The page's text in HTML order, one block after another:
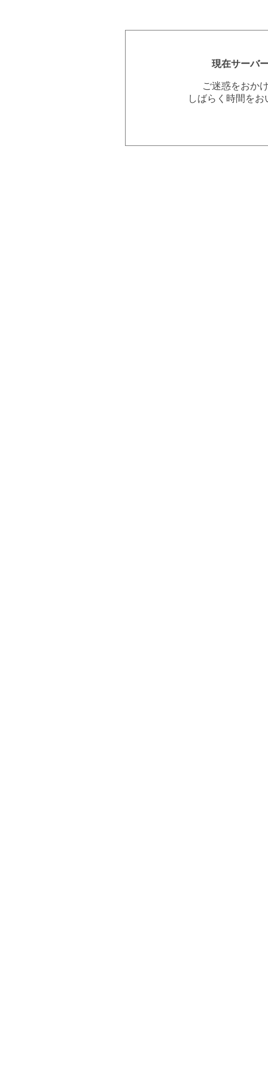
現在サーバ
ご迷惑をおか
しばらく時間を